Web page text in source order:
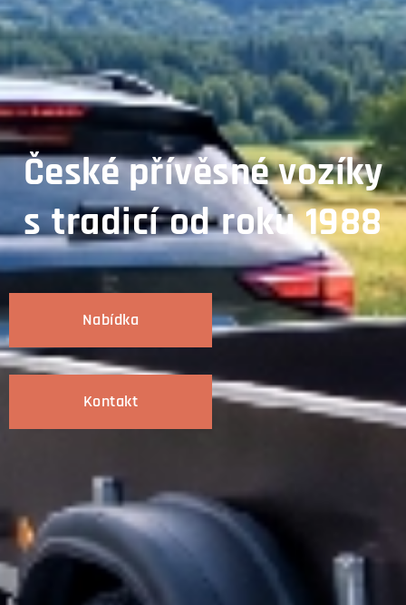
České přívěsné vozíky
s tradicí od roku 1988
Nabídka
Kontakt